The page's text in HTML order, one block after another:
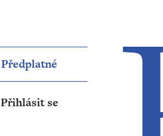
Předplatné
Přihlásit se